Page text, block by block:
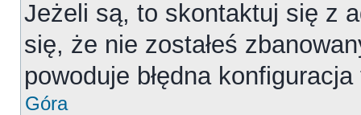
Jeżeli są, to skontaktuj się z
się, że nie zostałeś
powoduje błędna
Góra